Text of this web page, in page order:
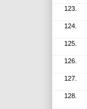
123.
124.
125.
126.
127.
128.